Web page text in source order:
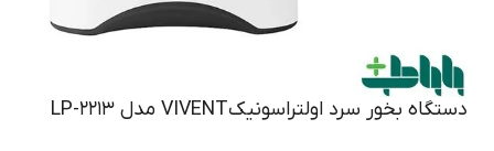
دستگاه بخور سرد اولتراسونیکVIVENT مدل LP-2213